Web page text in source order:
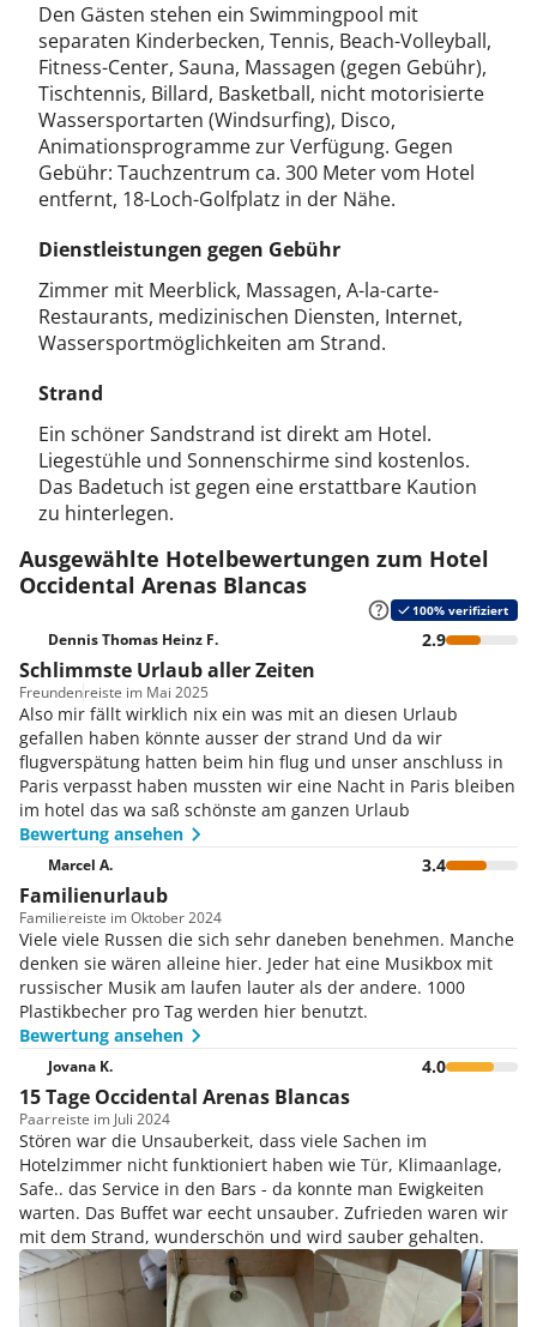
Den Gästen stehen ein Swimmingpool mit
separaten Kinderbecken, Tennis, Beach-Volleyball,
Fitness-Center, Sauna, Massagen (gegen Gebühr),
Tischtennis, Billard, Basketball, nicht motorisierte
Wassersportarten (Windsurfing), Disco,
Animationsprogramme zur Verfügung. Gegen
Gebühr: Tauchzentrum ca. 300 Meter vom Hotel
entfernt, 18-Loch-Golfplatz in der Nähe.
Dienstleistungen gegen Gebühr
Zimmer mit Meerblick, Massagen, A-la-carte-
Restaurants, medizinischen Diensten, Internet,
Wassersportmöglichkeiten am Strand.
Strand
Ein schöner Sandstrand ist direkt am Hotel.
Liegestühle und Sonnenschirme sind kostenlos.
Das Badetuch ist gegen eine erstattbare Kaution
zu hinterlegen.
Ausgewählte Hotelbewertungen zum Hotel
Occidental Arenas Blancas
100% verifiziert
Dennis Thomas Heinz F. 2.9
Schlimmste Urlaub aller Zeiten
Freundenreiste im Mai 2025
Also mir fällt wirklich nix ein was mit an diesen Urlaub
gefallen haben könnte ausser der strand Und da wir
flugverspätung hatten beim hin flug und unser anschluss in
Paris verpasst haben mussten wir eine Nacht in Paris bleiben
im hotel das wa saß schönste am ganzen Urlaub
Bewertung ansehen
Marcel A. 3.4
Familienurlaub
Familiereiste im Oktober 2024
Viele viele Russen die sich sehr daneben benehmen. Manche
denken sie wären alleine hier. Jeder hat eine Musikbox mit
russischer Musik am laufen lauter als der andere. 1000
Plastikbecher pro Tag werden hier benutzt.
Bewertung ansehen
Jovana K. 4.0
15 Tage Occidental Arenas Blancas
Paarreiste im Juli 2024
Stören war die Unsauberkeit, dass viele Sachen im
Hotelzimmer nicht funktioniert haben wie Tür, Klimaanlage,
Safe.. das Service in den Bars - da konnte man Ewigkeiten
warten. Das Buffet war eecht unsauber. Zufrieden waren wir
mit dem Strand, wunderschön und wird sauber gehalten.